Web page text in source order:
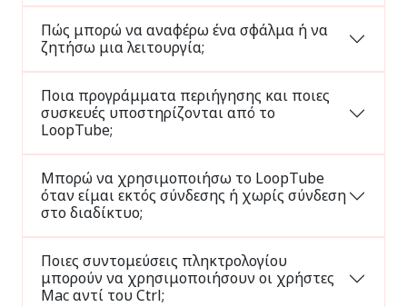
Πώς μπορώ να αναφέρω ένα σφάλμα ή να
ζητήσω μια λειτουργία;
Ποια προγράμματα περιήγησης και ποιες
συσκευές υποστηρίζονται από το
LoopTube;
Μπορώ να χρησιμοποιήσω το LoopTube
όταν είμαι εκτός σύνδεσης ή χωρίς σύνδεση
στο διαδίκτυο;
Ποιες συντομεύσεις πληκτρολογίου
μπορούν να χρησιμοποιήσουν οι χρήστες
Mac αντί του Ctrl;